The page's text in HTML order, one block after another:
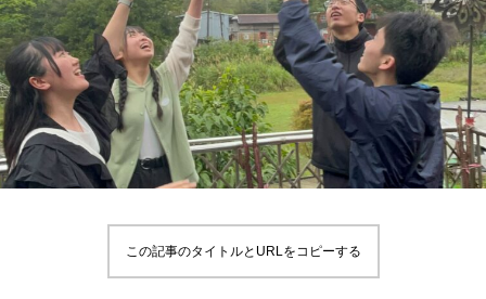
この記事のタイトルとURLをコピーする